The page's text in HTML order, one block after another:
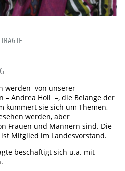
werden von unserer
– Andrea Holl –, die Belange der
kümmert sie sich um Themen,
werden, aber
Frauen und Männern sind. Die
Mitglied im Landesvorstand.
beschäftigt sich u.a. mit